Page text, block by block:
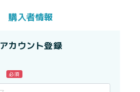
購入者情報
アカウント登録
必須